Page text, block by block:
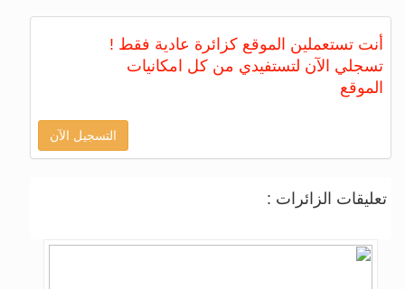
أنت تستعملين الموقع كزائرة عادية فقط !
تسجلي الآن لتستفيدي من كل امكانيات
الموقع
التسجيل الآن
تعليقات الزائرات :